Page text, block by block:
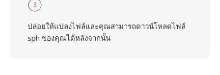
3
ปล่อยให้แปลงไฟล์และคุณสามารถดาวน์โหลดไฟล์
sph ของคุณได้หลังจากนั้น